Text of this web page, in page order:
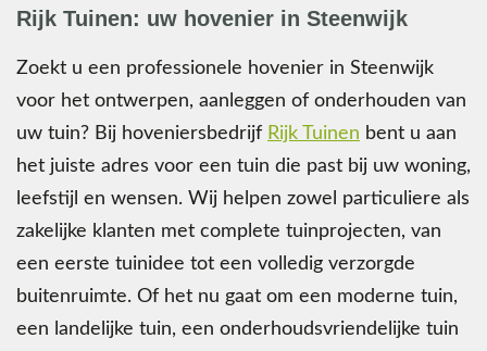
Rijk Tuinen: uw hovenier in Steenwijk
Zoekt u een professionele hovenier in Steenwijk
voor het ontwerpen, aanleggen of onderhouden van
uw tuin? Bij hoveniersbedrijf Rijk Tuinen bent u aan
het juiste adres voor een tuin die past bij uw woning,
leefstijl en wensen. Wij helpen zowel particuliere als
zakelijke klanten met complete tuinprojecten, van
een eerste tuinidee tot een volledig verzorgde
buitenruimte. Of het nu gaat om een moderne tuin,
een landelijke tuin, een onderhoudsvriendelijke tuin